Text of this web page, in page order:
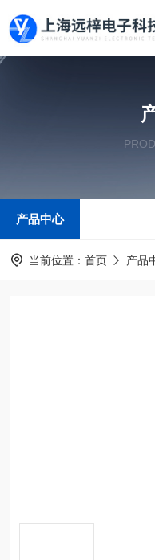
产品中心
当前位置： 首页 产品